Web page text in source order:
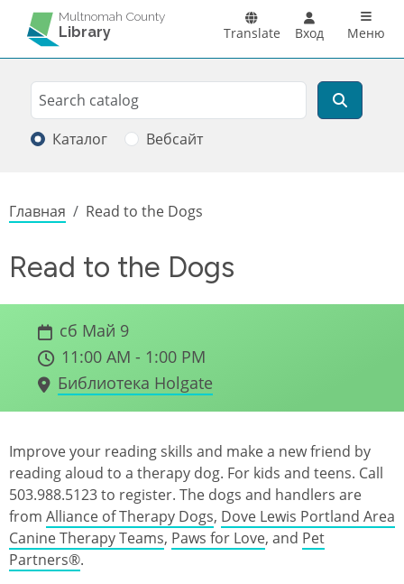
Перейти к основному содержанию
Multnomah County
Library Translate Вход Main
Меню
Search
Поиск
Каталог Вебсайт
Строка навигации
Главная Read to the Dogs
Read to the Dogs
сб Май 9
11:00 AM - 1:00 PM
Библиотека Holgate
Improve your reading skills and make a new friend by
reading aloud to a therapy dog. For kids and teens. Call
503.988.5123 to register. The dogs and handlers are
from Alliance of Therapy Dogs, Dove Lewis Portland Area
Canine Therapy Teams, Paws for Love, and Pet
Partners®.